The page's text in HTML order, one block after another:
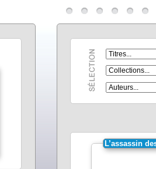
L’assassin